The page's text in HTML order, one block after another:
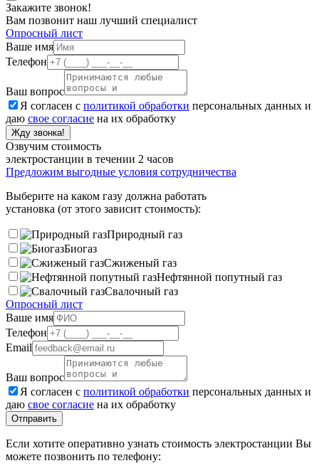
Закажите звонок!
Вам позвонит наш лучший специалист
Опросный лист
Ваше имя
Телефон
Ваш вопрос
Я согласен с политикой обработки персональных данных и
даю свое согласие на их обработку
Жду звонка!
Озвучим стоимость
электростанции в течении 2 часов
Предложим выгодные условия сотрудничества
Выберите на каком газу должна работать
установка (от этого зависит стоимость):
Природный газ
Биогаз
Сжиженый газ
Нефтянной попутный газ
Свалочный газ
Опросный лист
Ваше имя
Телефон
Email
Ваш вопрос
Я согласен с политикой обработки персональных данных и
даю свое согласие на их обработку
Отправить
Если хотите оперативно узнать стоимость электростанции Вы
можете позвонить по телефону: